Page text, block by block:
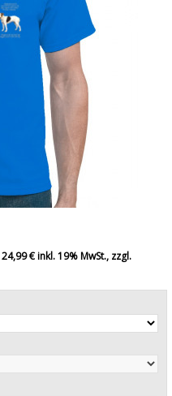
24,99 €inkl. 19% MwSt., zzgl.